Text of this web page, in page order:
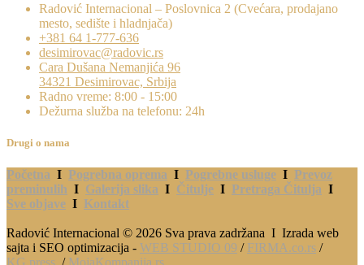
Radović Internacional – Poslovnica 2 (Cvećara, prodajano
mesto, sedište i hladnjača)
+381 64 1-777-636
desimirovac@radovic.rs
Cara Dušana Nemanjića 96
34321 Desimirovac, Srbija
Radno vreme: 8:00 - 15:00
Dežurna služba na telefonu: 24h
Drugi o nama
Početna I Pogrebna oprema I Pogrebne usluge I Prevoz
preminulih I Galerija slika I Čitulje I Pretraga Čitulja I
Sve objave I Kontakt
Radović Internacional © 2026 Sva prava zadržana I Izrada web
sajta i SEO optimizacija - WEB STUDIO 09 / FIRMA.co.rs /